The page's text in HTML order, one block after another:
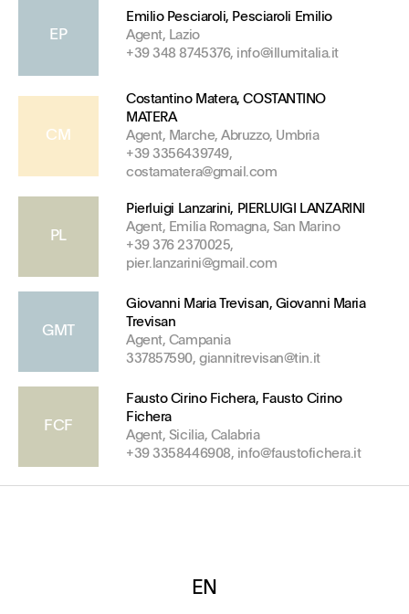
EP
Emilio Pesciaroli, Pesciaroli Emilio
Agent, Lazio
+39 348 8745376, info@illumitalia.it
CM
Costantino Matera, COSTANTINO
MATERA
Agent, Marche, Abruzzo, Umbria
+39 3356439749,
costamatera@gmail.com
PL
Pierluigi Lanzarini, PIERLUIGI LANZARINI
Agent, Emilia Romagna, San Marino
+39 376 2370025,
pier.lanzarini@gmail.com
GMT
Giovanni Maria Trevisan, Giovanni Maria
Trevisan
Agent, Campania
337857590, giannitrevisan@tin.it
FCF
Fausto Cirino Fichera, Fausto Cirino
Fichera
Agent, Sicilia, Calabria
+39 3358446908, info@faustofichera.it
EN